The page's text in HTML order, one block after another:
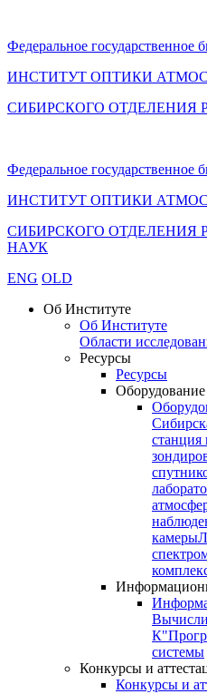
Федеральное государственное
ИНСТИТУТ ОПТИКИ
СИБИРСКОГО ОТДЕЛЕНИЯ
Федеральное государственное
ИНСТИТУТ ОПТИКИ
СИБИРСКОГО
НАУК
ENG OLD
Об Институте
Об Институте
Области
Ресурсы
Ресурсы
Оборудование
станция
камеры
К"
системы
Конкурсы и
Конкурсы и